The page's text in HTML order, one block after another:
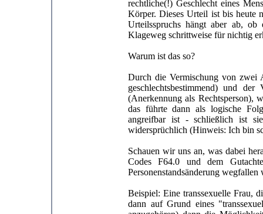
rechtliche(!) Geschlecht eines
Körper. Dieses Urteil ist bis heute
Urteilsspruchs hängt aber ab,
Klageweg schrittweise für nichtig
Warum ist das so?
Durch die Vermischung von zwei
geschlechtsbestimmend) und
(Anerkennung als Rechtsperson),
das führte dann als logische
angreifbar ist - schließlich ist
widersprüchlich (Hinweis: Ich bin
Schauen wir uns an, was dabei
Codes F64.0 und dem
Personenstandsänderung wegfallen
Beispiel: Eine transsexuelle Frau,
dann auf Grund eines